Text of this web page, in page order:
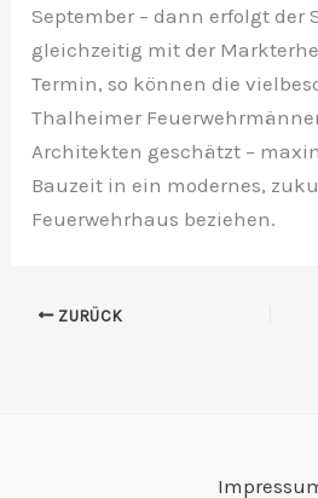
September – dann erfolgt der
gleichzeitig mit der
Termin, so können die
Thalheimer
Architekten geschätzt –
Bauzeit in ein modernes,
Feuerwehrhaus beziehen.
ZURÜCK